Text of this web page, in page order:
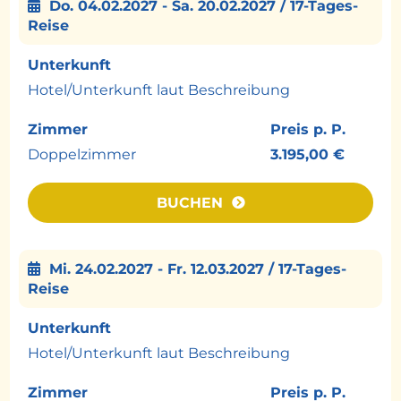
Atmosphäre dieses geschichtsträchtigen
Schutzgebietes.
Tag 13–14: Jaipur
In der „Rosaroten Stadt“ erwarten Sie einige
Rajasthans. Sie besichtigen das imposante
Amber Fort, den berühmten Palast der
Winde (Hawa Mahal), den City Palace und das
UNESCO-Welterbe Jantar Mantar. Eine Tuk-
Am Abend sind Sie bei einer indischen
Familie zu Gast und lernen bei einer
Kochvorführung die Geheimnisse der
regionalen Küche kennen.
Do. 04.02.2027 - Sa. 20.02.2027 / 17-Tages-
Reise
Unterkunft
Hotel/Unterkunft laut Beschreibung
Zimmer
Doppelzimmer
Preis p. P.
3.195,00 €
BUCHEN
Mi. 24.02.2027 - Fr. 12.03.2027 / 17-Tages-
Reise
Unterkunft
Hotel/Unterkunft laut Beschreibung
Zimmer
Preis p. P.